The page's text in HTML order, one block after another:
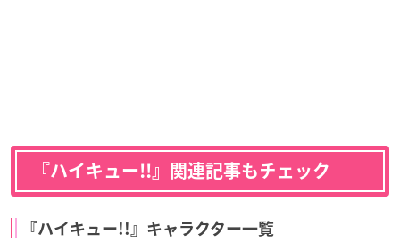
『ハイキュー!!』関連記事もチェック
『ハイキュー!!』キャラクター一覧